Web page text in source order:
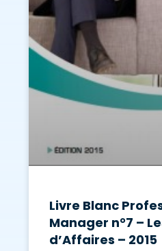
Livre Blanc
Manager n°7 –
d’Affaires – 2015